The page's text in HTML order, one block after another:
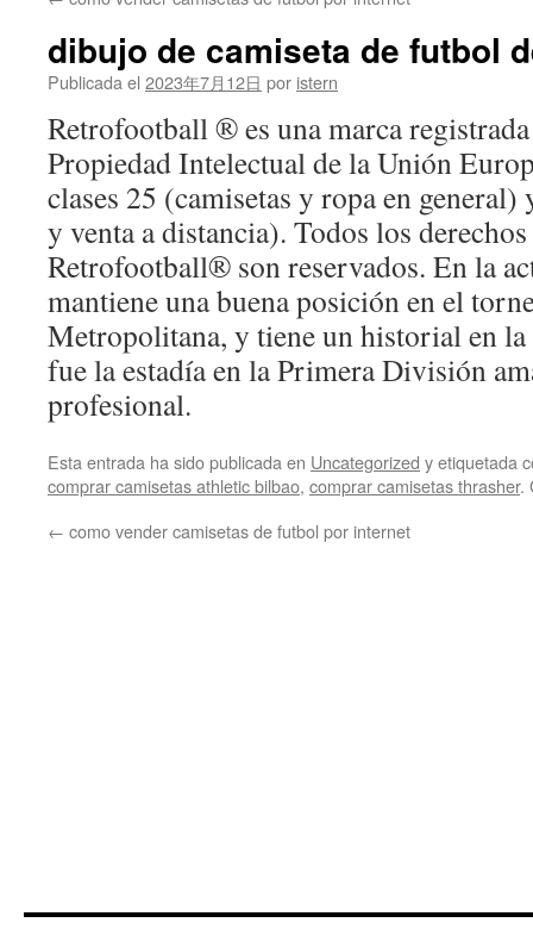
dibujo de camiseta de futbol
Publicada el 2023年7月12日 por istern
Retrofootball ® es una marca
Propiedad Intelectual de la Unión
clases 25 (camisetas y ropa en
y venta a distancia). Todos los
Retrofootball® son reservados. En la
mantiene una buena posición en el
Metropolitana, y tiene un historial en
fue la estadía en la Primera División
profesional.
Esta entrada ha sido publicada en Uncategorized y etiquetada
comprar camisetas athletic bilbao, comprar camisetas thrasher.
← como vender camisetas de futbol por internet